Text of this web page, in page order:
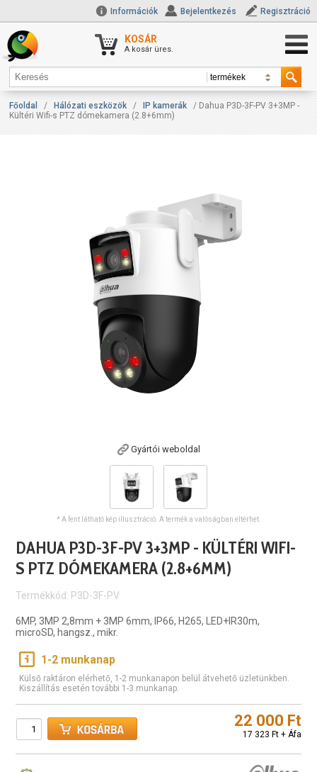
Információk Bejelentkezés Regisztráció
KOSÁR
A kosár üres.
Főoldal / Hálózati eszközök / IP kamerák
/ Dahua P3D-3F-PV 3+3MP -
Kültéri Wifi-s PTZ dómekamera (2.8+6mm)
Gyártói weboldal
* A fent látható kép illusztráció. A termék a valóságban eltérhet.
DAHUA P3D-3F-PV 3+3MP - KÜLTÉRI WIFI-
S PTZ DÓMEKAMERA (2.8+6MM)
Termékkód: P3D-3F-PV
6MP, 3MP 2,8mm + 3MP 6mm, IP66, H265, LED+IR30m,
microSD, hangsz., mikr.
1-2 munkanap
Külső raktáron elérhető, 1-2 munkanapon belül átvehető üzletünkben.
Kiszállítás esetén további 1-3 munkanap.
22 000 Ft
17 323 Ft + Áfa